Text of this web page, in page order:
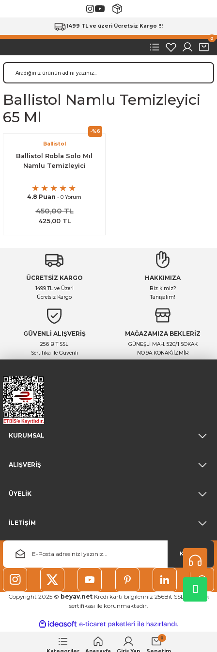
1499 TL ve üzeri Ücretsiz Kargo !!!
0
0
Ballistol Namlu Temizleyici
65 Ml
-%6
Ballistol
Ballistol Robla Solo Mıl
Namlu Temizleyici
4.8 Puan - 0 Yorum
450,00 TL
425,00 TL
ÜCRETSİZ KARGO
1499 TL ve Üzeri
Ücretsiz Kargo
HAKKIMIZA
Biz kimiz?
Tanışalım!
GÜVENLİ ALIŞVERİŞ
256 BIT SSL
Sertifika ile Güvenli
MAĞAZAMIZA BEKLERİZ
GÜNEŞLİ MAH. 520/1 SOKAK
NO:9A KONAK\İZMİR
KURUMSAL
ALIŞVERİŞ
ÜYELİK
İLETİŞİM
KAYDOL
Copyright 2025 © beyav.netKredi kartı bilgileriniz 256Bit SSL güvenlik
sertifikası ile korunmaktadır.
ideasoft
e-
paketleri